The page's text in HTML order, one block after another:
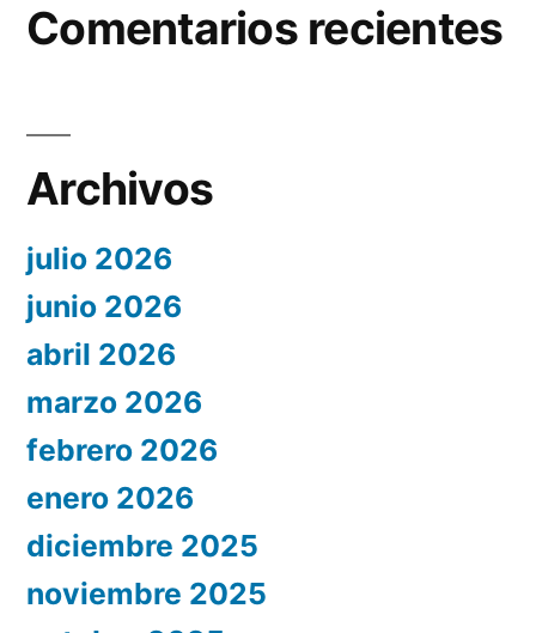
Comentarios recientes
Archivos
julio 2026
junio 2026
abril 2026
marzo 2026
febrero 2026
enero 2026
diciembre 2025
noviembre 2025